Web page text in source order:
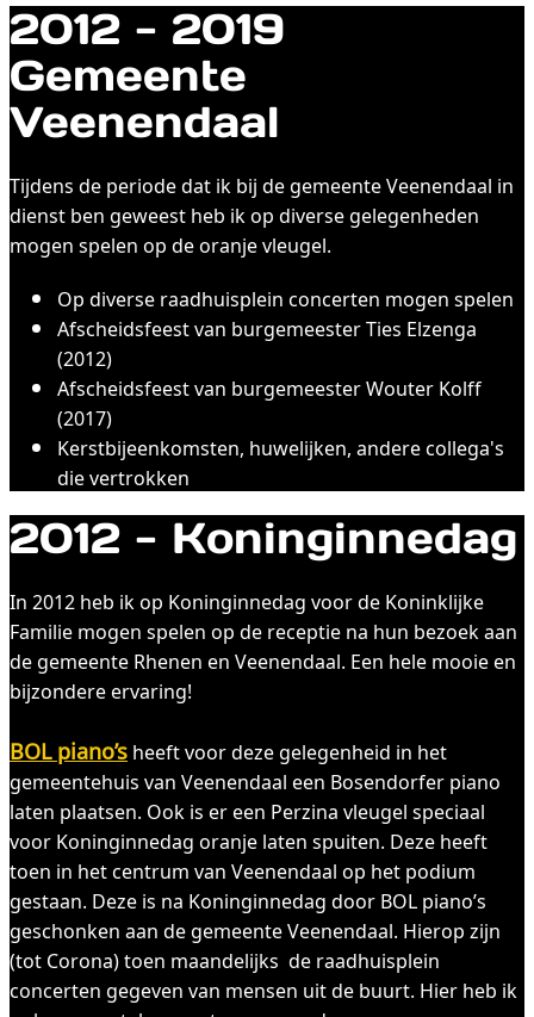
2012 - 2019
Gemeente
Veenendaal
Tijdens de periode dat ik bij de gemeente Veenendaal in
dienst ben geweest heb ik op diverse gelegenheden
mogen spelen op de oranje vleugel.
Op diverse raadhuisplein concerten mogen spelen
Afscheidsfeest van burgemeester Ties Elzenga
(2012)
Afscheidsfeest van burgemeester Wouter Kolff
(2017)
Kerstbijeenkomsten, huwelijken, andere collega's
die vertrokken
2012 - Koninginnedag
In 2012 heb ik op Koninginnedag voor de Koninklijke
Familie mogen spelen op de receptie na hun bezoek aan
de gemeente Rhenen en Veenendaal. Een hele mooie en
bijzondere ervaring!
BOL piano’sheeft voor deze gelegenheid in het
gemeentehuis van Veenendaal een Bosendorfer piano
laten plaatsen. Ook is er een Perzina vleugel speciaal
voor Koninginnedag oranje laten spuiten. Deze heeft
toen in het centrum van Veenendaal op het podium
gestaan. Deze is na Koninginnedag door BOL piano’s
geschonken aan de gemeente Veenendaal. Hierop zijn
(tot Corona) toen maandelijks de raadhuisplein
concerten gegeven van mensen uit de buurt. Hier heb ik